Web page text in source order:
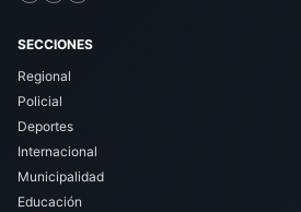
SECCIONES
Regional
Policial
Deportes
Internacional
Municipalidad
Educación